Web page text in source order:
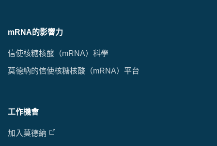
mRNA的影響力
信使核糖核酸（mRNA）科學
莫德納的信使核糖核酸（mRNA）平台
工作機會
加入莫德納